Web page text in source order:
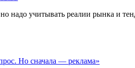
надо учитывать реалии рынка и
Но сначала — реклама»